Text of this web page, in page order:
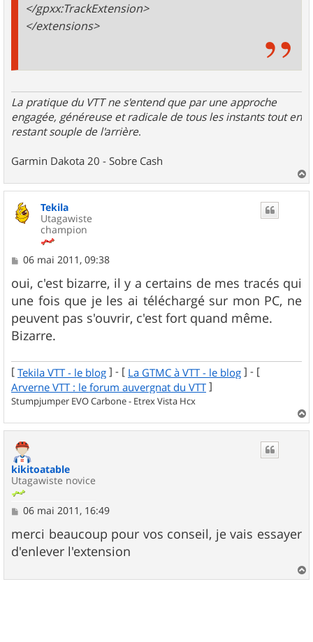
</gpxx:TrackExtension>
</extensions>
La pratique du VTT ne s'entend que par une approche
engagée, généreuse et radicale de tous les instants tout en
restant souple de l'arrière.
Garmin Dakota 20 - Sobre Cash
a
u
Tekila
Utagawiste
champion
M
s
s
a
g
e
06 mai 2011, 09:38
oui, c'est bizarre, il y a certains de mes tracés qui
une fois que je les ai téléchargé sur mon PC, ne
peuvent pas s'ouvrir, c'est fort quand même.
Bizarre.
[ Tekila VTT - le blog ] - [ La GTMC à VTT - le blog ] - [
Arverne VTT : le forum auvergnat du VTT ]
Stumpjumper EVO Carbone - Etrex Vista Hcx
a
kikitoatable
Utagawiste novice
M
s
s
a
e
06 mai 2011, 16:49
merci beaucoup pour vos conseil, je vais essayer
d'enlever l'extension
a